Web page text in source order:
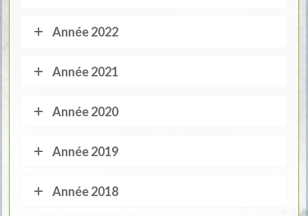
Année 2022
Année 2021
Année 2020
Année 2019
Année 2018